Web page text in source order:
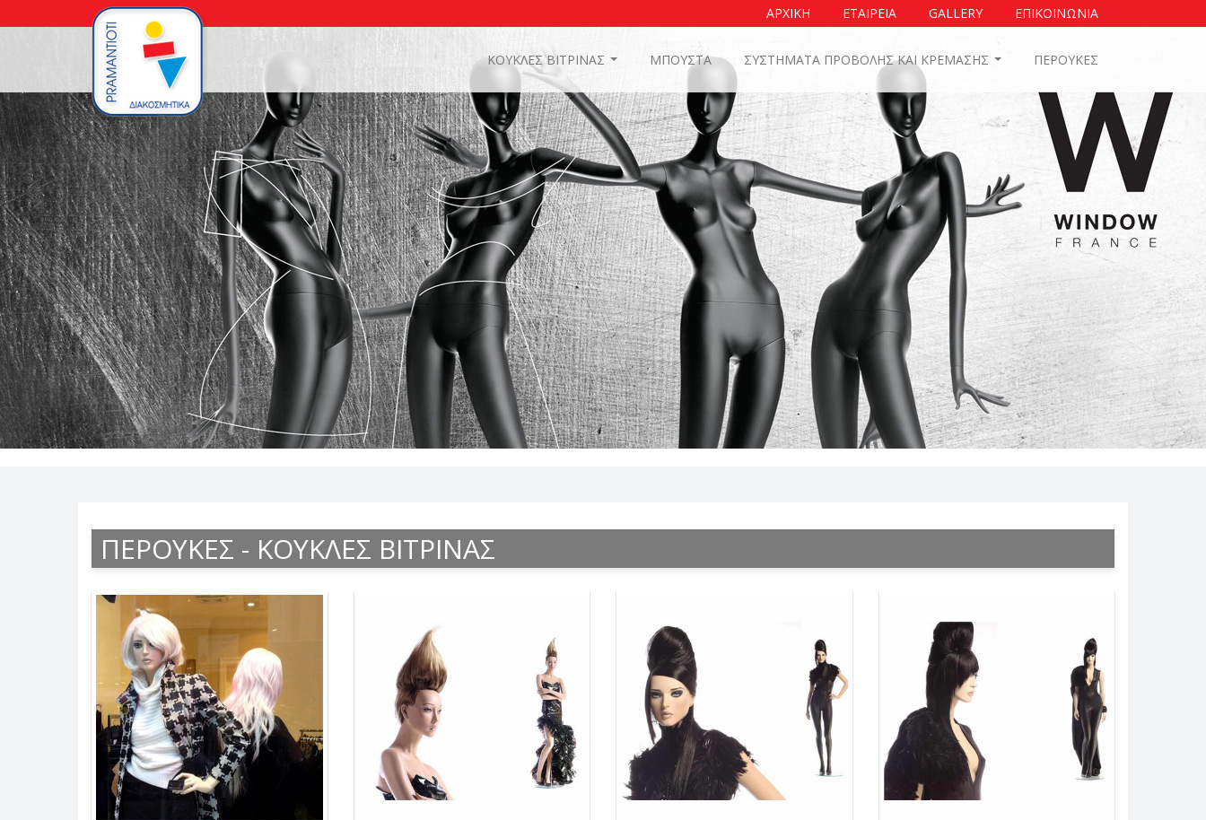
ΑΡΧΙΚΗ ΕΤΑΙΡΕΙΑ GALLERY ΕΠΙΚΟΙΝΩΝΙΑ
ΠΕΡΟΥΚΕΣ - ΚΟΥΚΛΕΣ ΒΙΤΡΙΝΑΣ
ΚΟΥΚΛΕΣ ΒΙΤΡΙΝΑΣ ΜΠΟΥΣΤΑ ΣΥΣΤΗΜΑΤΑ ΠΡΟΒΟΛΗΣ ΚΑΙ ΚΡΕΜΑΣΗΣ ΠΕΡΟΥΚΕΣ